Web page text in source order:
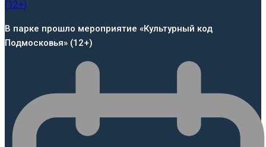
В парке прошло мероприятие «Культурный код
Подмосковья» (12+)